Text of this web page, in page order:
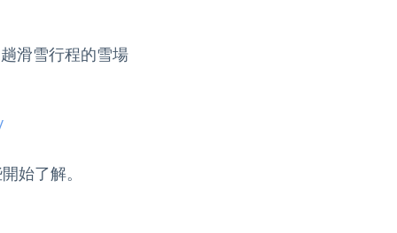
滑雪行程的雪場